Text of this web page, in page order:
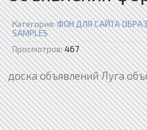
Категория:ФОН ДЛЯ САЙТА
SAMPLES
Просмотров:467
доска объявлений Луга